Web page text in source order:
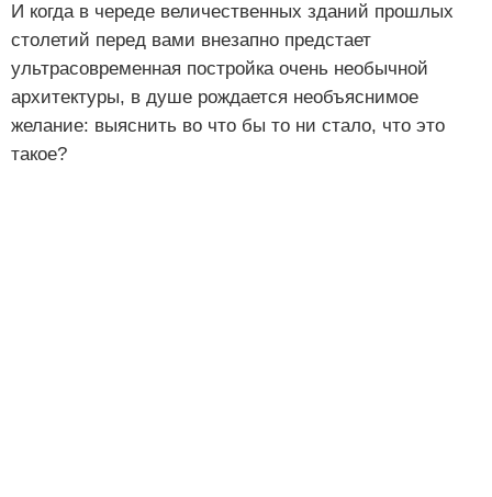
И когда в череде величественных зданий прошлых
столетий перед вами внезапно предстает
ультрасовременная постройка очень необычной
архитектуры, в душе рождается необъяснимое
желание: выяснить во что бы то ни стало, что это
такое?